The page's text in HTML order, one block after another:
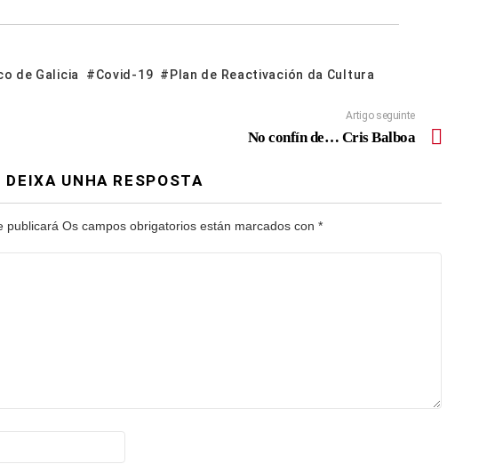
de Galicia Covid-19 Plan de Reactivación da Cultura
Artigo seguinte
No confín de… Cris Balboa
DEIXA UNHA RESPOSTA
publicará Os campos obrigatorios están marcados con *